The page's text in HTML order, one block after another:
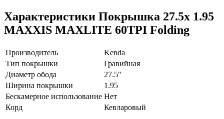
Характеристики Покрышка 27.5x 1.95
MAXXIS MAXLITE 60TPI Folding
Производитель
Kenda
Тип покрышки
Гравийная
Диаметр обода
27.5"
Ширина покрышки
1.95
Бескамерное использование Нет
Корд
Кевларовый